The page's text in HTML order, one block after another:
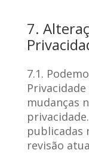
7.
7.1.
mudanças
publicadas
revisão